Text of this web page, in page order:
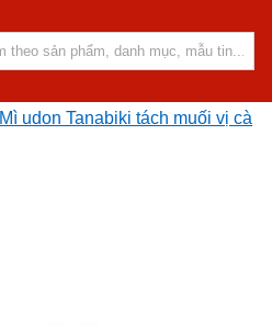
Mì udon Tanabiki tách muối vị cà